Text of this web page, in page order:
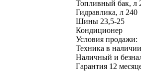
Топливный бак, л
Гидравлика, л 240
Шины 23,5-25
Кондиционер
Условия продажи:
Техника в наличии
Наличный и
Гарантия 12